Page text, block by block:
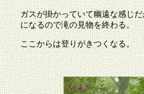
ガスが掛かっていて幽遠な感じ
になるので滝の見物を終わる。
ここからは登りがきつくなる。